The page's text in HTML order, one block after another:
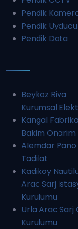
Pendik
Pendik Uyducu
Pendik Data
Beykoz Riva
Kurumsal
Kangal Fabrika
Bakim Onarim
Alemdar Pano
Tadilat
Kadikoy
Arac Sarj
Kurulumu
Urla Arac Sarj
Kurulumu